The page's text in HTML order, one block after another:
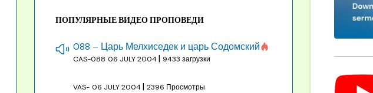
ПОПУЛЯРНЫЕ ВИДЕО ПРОПОВЕДИ
088 – Царь Мелхиседек и царь Содомский
CAS-088 06 JULY 2004 | 9433 загрузки
VAS- 06 JULY 2004 |2396 Просмотры